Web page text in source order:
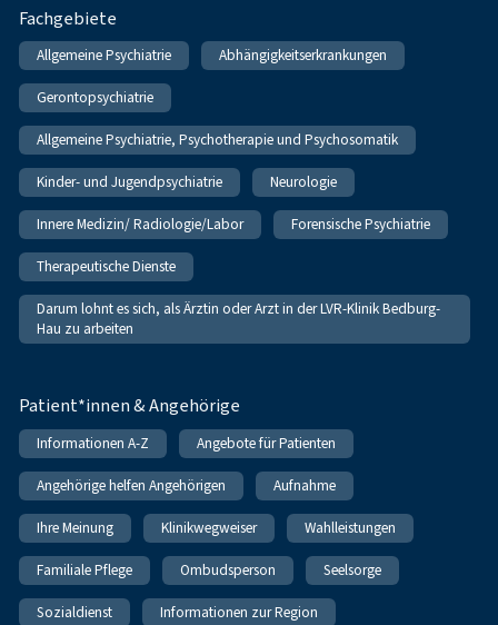
Fachgebiete
Allgemeine Psychiatrie Abhängigkeitserkrankungen
Gerontopsychiatrie
Allgemeine Psychiatrie, Psychotherapie und Psychosomatik
Kinder- und Jugendpsychiatrie Neurologie
Innere Medizin/ Radiologie/Labor Forensische Psychiatrie
Therapeutische Dienste
Darum lohnt es sich, als Ärztin oder Arzt in der LVR-Klinik Bedburg-
Hau zu arbeiten
Patient*innen & Angehörige
Informationen A-Z Angebote für Patienten
Angehörige helfen Angehörigen Aufnahme
Ihre Meinung Klinikwegweiser Wahlleistungen
Familiale Pflege Ombudsperson Seelsorge
Sozialdienst Informationen zur Region